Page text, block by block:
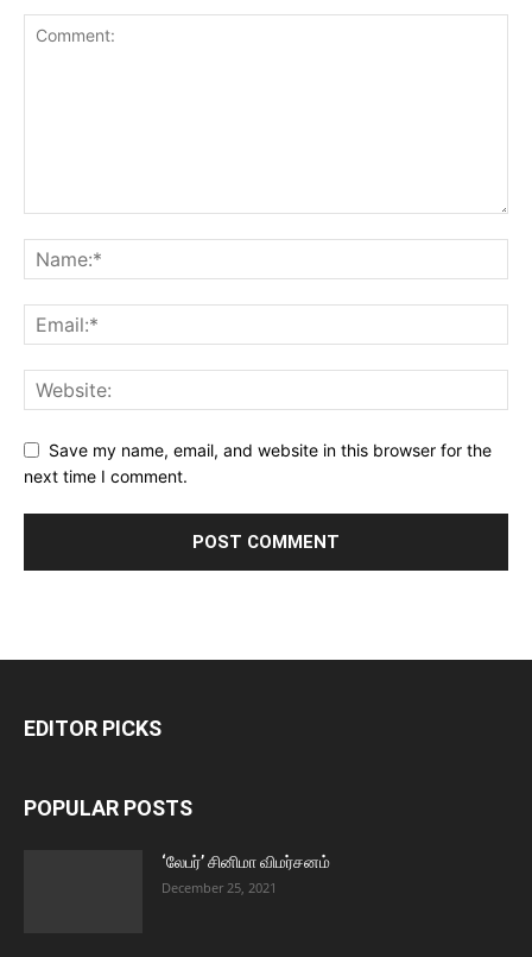
Save my name, email, and website in this browser for the
next time I comment.
EDITOR PICKS
POPULAR POSTS
‘லேபர்’ சினிமா விமர்சனம்
December 25, 2021